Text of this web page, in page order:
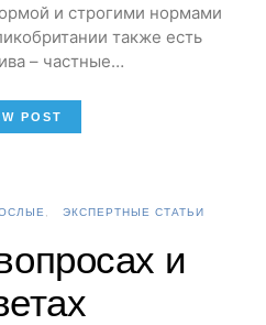
и строгими нормами
также есть
– частные…
POST
ЭКСПЕРТНЫЕ СТАТЬИ
и